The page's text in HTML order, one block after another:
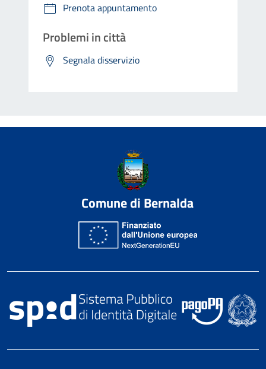
Prenota appuntamento
Problemi in città
Segnala disservizio
Comune di Bernalda